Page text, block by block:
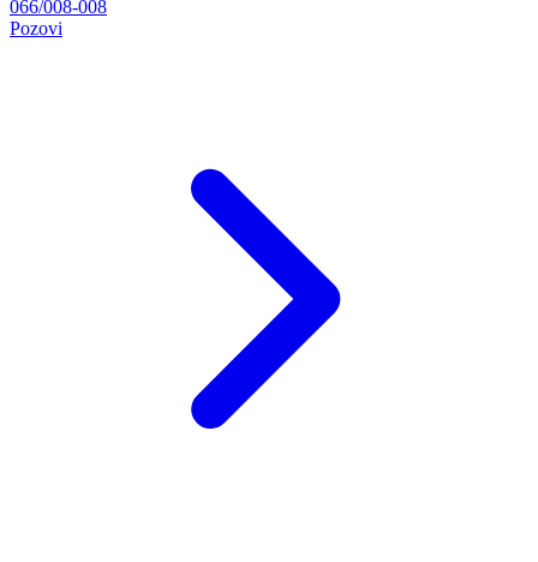
066/008-008
Pozovi